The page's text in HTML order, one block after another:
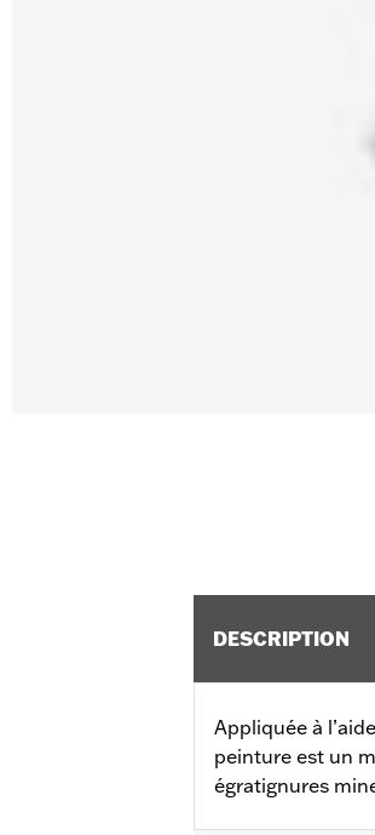
DESCRIPTION
Appliquée à
peinture est un
égratignures